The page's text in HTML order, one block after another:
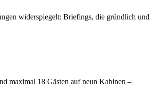
widerspiegelt: Briefings, die gründlich und
maximal 18 Gästen auf neun Kabinen –